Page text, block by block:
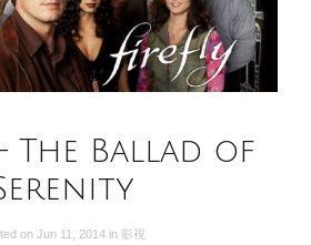
The Ballad of
on Jun 11, 2014 in 影視